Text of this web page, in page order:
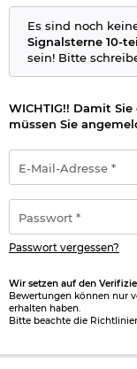
Es sind noch
Signalsterne 10-
sein! Bitte
WICHTIG!! Damit
müssen Sie
Mail-
Adresse
*
Passwort vergessen?
Wir setzen auf den
Bewertungen können nur
erhalten haben.
Bitte beachte die